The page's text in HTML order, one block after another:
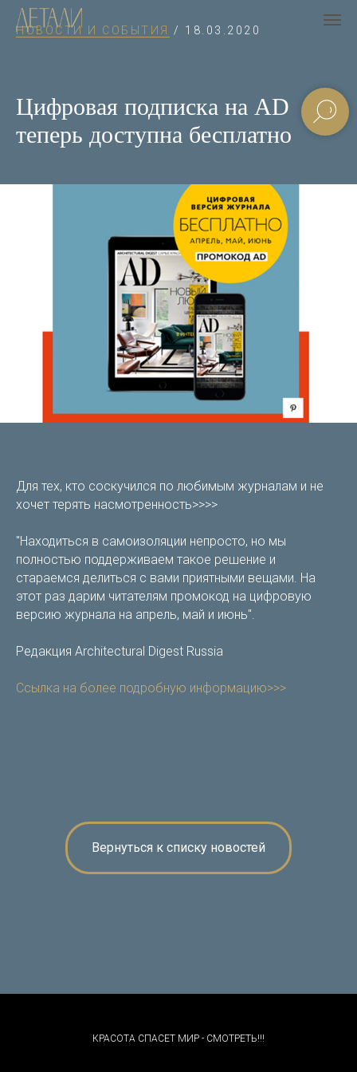
НОВОСТИ И СОБЫТИЯ / 18.03.2020
Цифровая подписка на AD
теперь доступна бесплатно
Для тех, кто соскучился по любимым журналам и не
хочет терять насмотренность>>>>
"Находиться в самоизоляции непросто, но мы
полностью поддерживаем такое решение и
стараемся делиться с вами приятными вещами. На
этот раз дарим читателям промокод на цифровую
версию журнала на апрель, май и июнь".
Редакция Architectural Digest Russia
Ссылка на более подробную информацию>>>
Вернуться к списку новостей
КРАСОТА СПАСЕТ МИР - СМОТРЕТЬ!!!